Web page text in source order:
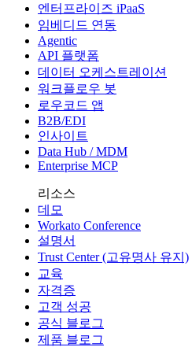
엔터프라이즈 iPaaS
임베디드 연동
Agentic
API 플랫폼
데이터 오케스트레이션
워크플로우 봇
로우코드 앱
B2B/EDI
인사이트
Data Hub / MDM
Enterprise MCP
리소스
데모
Workato Conference
설명서
Trust Center (고유명사 유지)
교육
자격증
고객 성공
공식 블로그
제품 블로그